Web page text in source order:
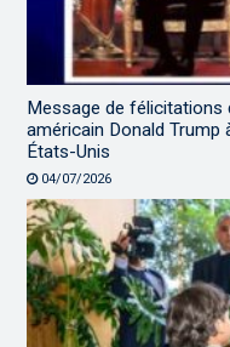
Message de félicitations
américain Donald Trump
États-Unis
04/07/2026